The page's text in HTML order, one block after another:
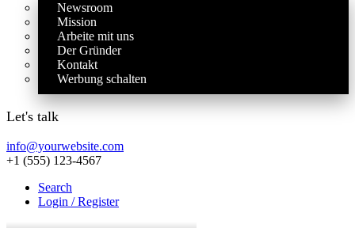
Newsroom
Mission
Arbeite mit uns
Der Gründer
Kontakt
Werbung schalten
Let's talk
info@yourwebsite.com
+1 (555) 123-4567
Search
Login / Register